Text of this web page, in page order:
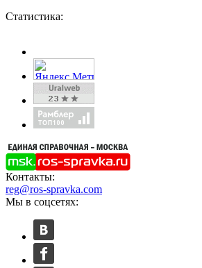
Статистика:
Контакты:
reg@ros-spravka.com
Мы в соцсетях: